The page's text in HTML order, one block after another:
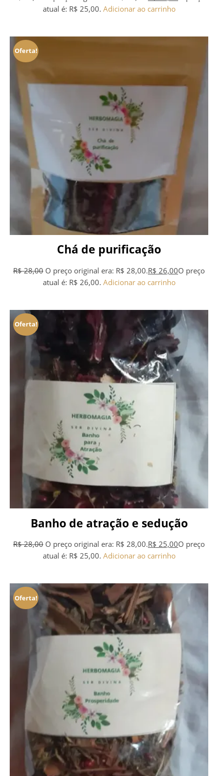
atual é: R$ 25,00. Adicionar ao carrinho
Oferta!
Chá de purificação
R$28,00 O preço original era: R$ 28,00.R$ 26,00O preço
atual é: R$ 26,00. Adicionar ao carrinho
Oferta!
Banho de atração e sedução
R$28,00 O preço original era: R$ 28,00.R$ 25,00O preço
atual é: R$ 25,00. Adicionar ao carrinho
Oferta!